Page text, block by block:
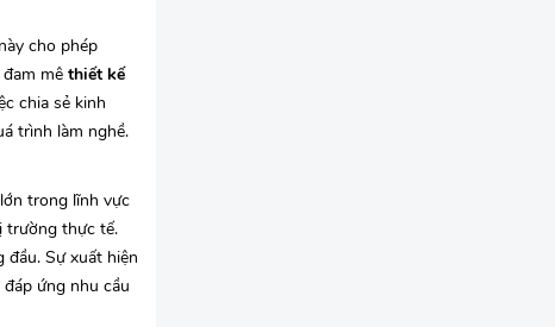
cho phép
mê thiết kế
chia sẻ kinh
trình làm nghề.
trong lĩnh vực
trường thực tế.
đầu. Sự xuất hiện
ứng nhu cầu